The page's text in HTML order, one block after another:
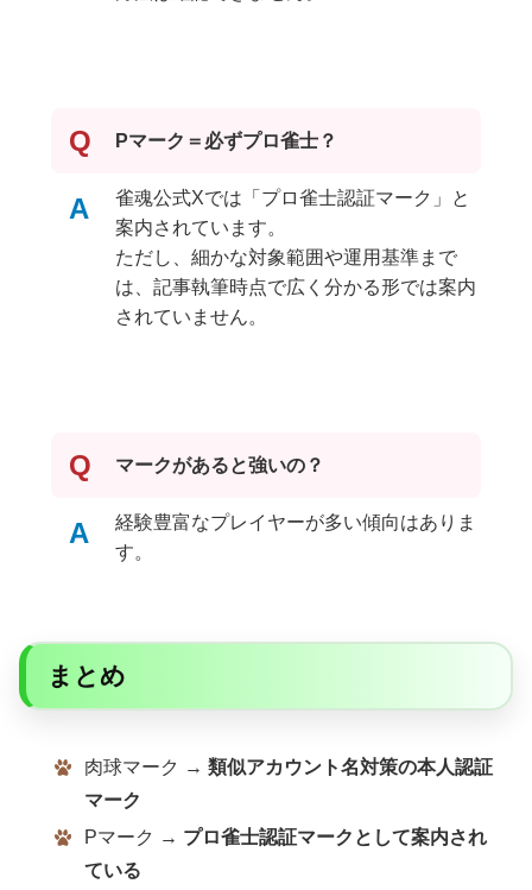
Q Pマーク＝必ずプロ雀士？
A
雀魂公式Xでは「プロ雀士認証マーク」と
案内されています。
ただし、細かな対象範囲や運用基準まで
は、記事執筆時点で広く分かる形では案内
されていません。
Q マークがあると強いの？
A
経験豊富なプレイヤーが多い傾向はありま
す。
まとめ
肉球マーク → 類似アカウント名対策の本人認証
マーク
Pマーク → プロ雀士認証マークとして案内され
ている